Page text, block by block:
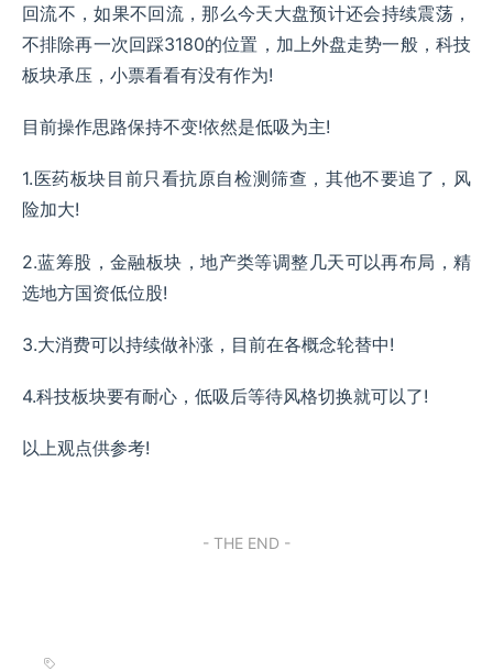
回流不，如果不回流，那么今天大盘预计还会持续震荡，
不排除再一次回踩3180的位置，加上外盘走势一般，科技
板块承压，小票看看有没有作为!
目前操作思路保持不变!依然是低吸为主!
1.医药板块目前只看抗原自检测筛查，其他不要追了，风
险加大!
2.蓝筹股，金融板块，地产类等调整几天可以再布局，精
选地方国资低位股!
3.大消费可以持续做补涨，目前在各概念轮替中!
4.科技板块要有耐心，低吸后等待风格切换就可以了!
以上观点供参考!
- THE END -